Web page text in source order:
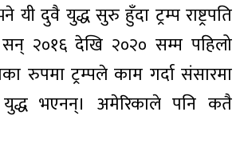
दुवै युद्ध सुरु हुँदा ट्रम्प राष्ट्रपति
२०१६ देखि २०२० सम्म पहिलो
रुपमा ट्रम्पले काम गर्दा संसारमा
भएनन्। अमेरिकाले पनि कतै